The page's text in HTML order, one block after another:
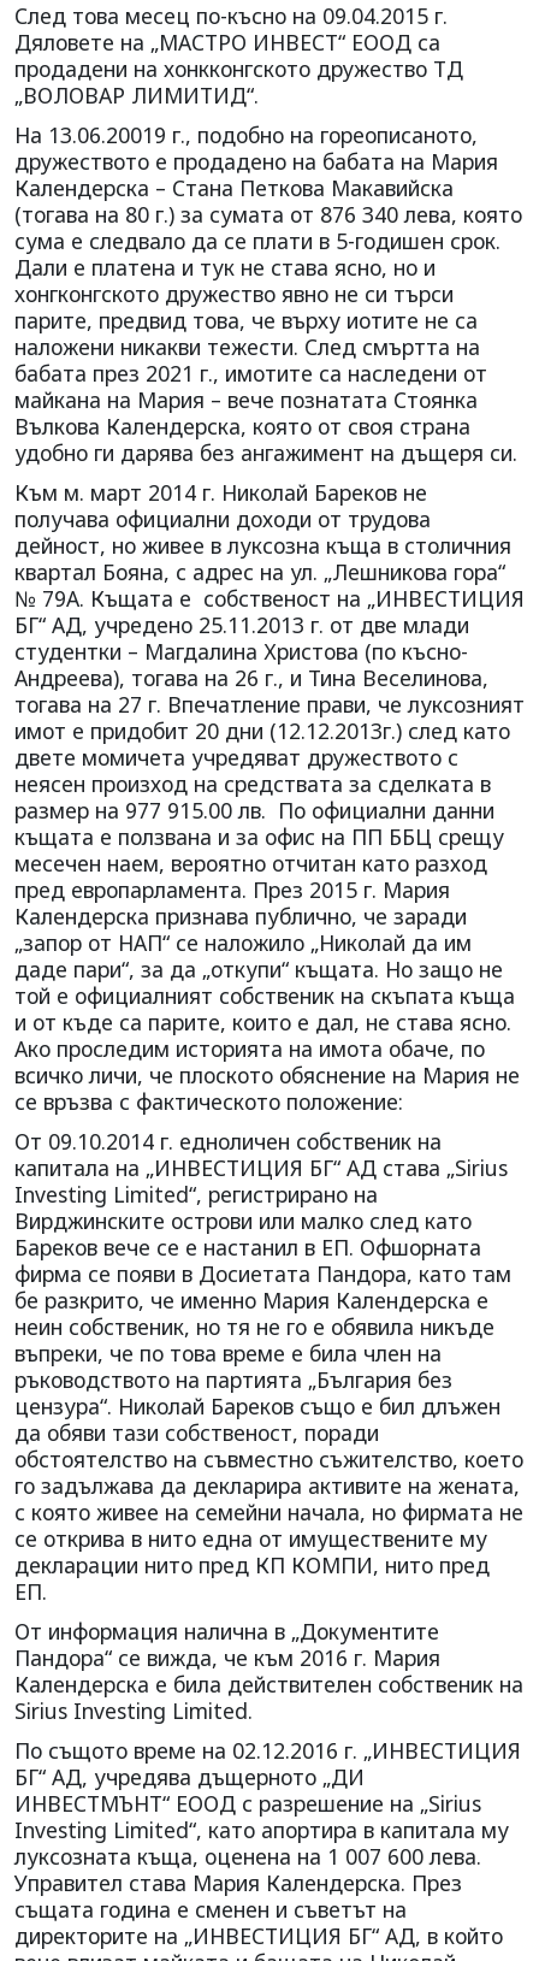
След това месец по-късно на 09.04.2015 г.
Дяловете на „МАСТРО ИНВЕСТ“ ЕООД са
продадени на хонкконгското дружество ТД
„ВОЛОВАР ЛИМИТИД“.
На 13.06.20019 г., подобно на гореописаното,
дружеството е продадено на бабата на Мария
Календерска – Стана Петкова Макавийска
(тогава на 80 г.) за сумата от 876 340 лева, която
сума е следвало да се плати в 5-годишен срок.
Дали е платена и тук не става ясно, но и
хонгконгското дружество явно не си търси
парите, предвид това, че върху иотите не са
наложени никакви тежести. След смъртта на
бабата през 2021 г., имотите са наследени от
майкана на Мария – вече познатата Стоянка
Вълкова Календерска, която от своя страна
удобно ги дарява без ангажимент на дъщеря си.
Към м. март 2014 г. Николай Бареков не
получава официални доходи от трудова
дейност, но живее в луксозна къща в столичния
квартал Бояна, с адрес на ул. „Лешникова гора“
№ 79А. Къщата е собственост на „ИНВЕСТИЦИЯ
БГ“ АД, учредено 25.11.2013 г. от две млади
студентки – Магдалина Христова (по късно-
Андреева), тогава на 26 г., и Тина Веселинова,
тогава на 27 г. Впечатление прави, че луксозният
имот е придобит 20 дни (12.12.2013г.) след като
двете момичета учредяват дружеството с
неясен произход на средствата за сделката в
размер на 977 915.00 лв. По официални данни
къщата е ползвана и за офис на ПП ББЦ срещу
месечен наем, вероятно отчитан като разход
пред европарламента. През 2015 г. Мария
Календерска признава публично, че заради
„запор от НАП“ се наложило „Николай да им
даде пари“, за да „откупи“ къщата. Но защо не
той е официалният собственик на скъпата къща
и от къде са парите, които е дал, не става ясно.
Ако проследим историята на имота обаче, по
всичко личи, че плоското обяснение на Мария не
се връзва с фактическото положение:
От 09.10.2014 г. едноличен собственик на
капитала на „ИНВЕСТИЦИЯ БГ“ АД става „Sirius
Investing Limited“, регистрирано на
Вирджинските острови или малко след като
Бареков вече се е настанил в ЕП. Офшорната
фирма се появи в Досиетата Пандора, като там
бе разкрито, че именно Мария Календерска е
неин собственик, но тя не го е обявила никъде
въпреки, че по това време е била член на
ръководството на партията „България без
цензура“. Николай Бареков също е бил длъжен
да обяви тази собственост, поради
обстоятелство на съвместно съжителство, което
го задължава да декларира активите на жената,
с която живее на семейни начала, но фирмата не
се открива в нито една от имуществените му
декларации нито пред КП КОМПИ, нито пред
ЕП.
От информация налична в „Документите
Пандора“ се вижда, че към 2016 г. Мария
Календерска е била действителен собственик на
Sirius Investing Limited.
По същото време на 02.12.2016 г. „ИНВЕСТИЦИЯ
БГ“ АД, учредява дъщерното „ДИ
ИНВЕСТМЪНТ“ ЕООД с разрешение на „Sirius
Investing Limited“, като апортира в капитала му
луксозната къща, оценена на 1 007 600 лева.
Управител става Мария Календерска. През
същата година е сменен и съветът на
директорите на „ИНВЕСТИЦИЯ БГ“ АД, в който